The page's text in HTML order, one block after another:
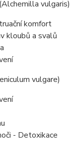
vulgaris)
komfort
kloubů a svalů
vulgare)
- Detoxikace